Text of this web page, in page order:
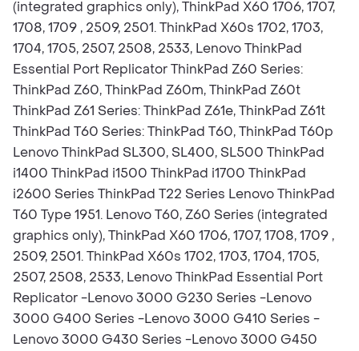
(integrated graphics only), ThinkPad X60 1706, 1707,
1708, 1709 , 2509, 2501. ThinkPad X60s 1702, 1703,
1704, 1705, 2507, 2508, 2533, Lenovo ThinkPad
Essential Port Replicator ThinkPad Z60 Series:
ThinkPad Z60, ThinkPad Z60m, ThinkPad Z60t
ThinkPad Z61 Series: ThinkPad Z61e, ThinkPad Z61t
ThinkPad T60 Series: ThinkPad T60, ThinkPad T60p
Lenovo ThinkPad SL300, SL400, SL500 ThinkPad
i1400 ThinkPad i1500 ThinkPad i1700 ThinkPad
i2600 Series ThinkPad T22 Series Lenovo ThinkPad
T60 Type 1951. Lenovo T60, Z60 Series (integrated
graphics only), ThinkPad X60 1706, 1707, 1708, 1709 ,
2509, 2501. ThinkPad X60s 1702, 1703, 1704, 1705,
2507, 2508, 2533, Lenovo ThinkPad Essential Port
Replicator -Lenovo 3000 G230 Series -Lenovo
3000 G400 Series -Lenovo 3000 G410 Series -
Lenovo 3000 G430 Series -Lenovo 3000 G450